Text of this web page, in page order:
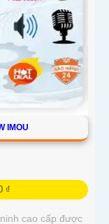
IMOU
₫
cao cấp được